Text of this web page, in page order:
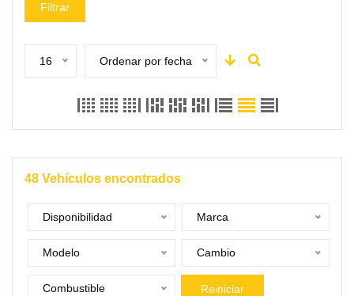
Filtrar
16 Ordenar por fecha
48 Vehículos encontrados
Disponibilidad Marca
Modelo Cambio
Combustible Reiniciar